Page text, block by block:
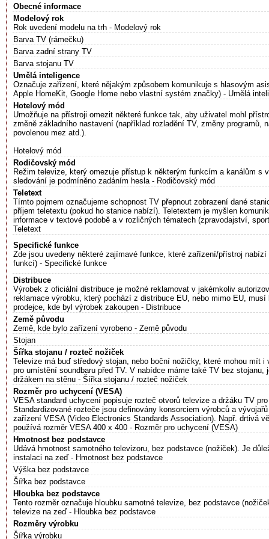
Obecné informace
Modelový rok
Rok uvedení modelu na trh - Modelový rok
Barva TV (rámečku)
Barva zadní strany TV
Barva stojanu TV
Umělá inteligence
Označuje zařízení, které nějakým způsobem komunikuje s hlasovým
Apple HomeKit, Google Home nebo vlastní systém značky) - Umělá
Hotelový mód
Umožňuje na přístroji omezit některé funkce tak, aby uživatel mohl
změně základního nastavení (například rozladění TV, změny programů,
povolenou mez atd.).
Hotelový mód
Rodičovský mód
Režim televize, který omezuje přístup k některým funkcím a kanálům s
sledování je podmíněno zadáním hesla - Rodičovský mód
Teletext
Tímto pojmem označujeme schopnost TV přepnout zobrazení dané
příjem teletextu (pokud ho stanice nabízí). Teletextem je myšlen
informace v textové podobě a v rozličných tématech (zpravodajství,
Teletext
Specifické funkce
Zde jsou uvedeny některé zajímavé funkce, které zařízení/přístroj
funkcí) - Specifické funkce
Distribuce
Výrobek z oficiální distribuce je možné reklamovat v jakémkoliv
reklamace výrobku, který pochází z distribuce EU, nebo mimo EU,
prodejce, kde byl výrobek zakoupen - Distribuce
Země původu
Země, kde bylo zařízení vyrobeno - Země původu
Stojan
Šířka stojanu / rozteč nožiček
Televize má buď středový stojan, nebo boční nožičky, které mohou mít
pro umístění soundbaru před TV. V nabídce máme také TV bez
držákem na stěnu - Šířka stojanu / rozteč nožiček
Rozměr pro uchycení (VESA)
VESA standard uchycení popisuje rozteč otvorů televize a držáku TV
Standardizované rozteče jsou definovány konsorciem výrobců a
zařízení VESA (Video Electronics Standards Association). Např. drtivá
používá rozměr VESA 400 x 400 - Rozměr pro uchycení (VESA)
Hmotnost bez podstavce
Udává hmotnost samotného televizoru, bez podstavce (nožiček). Je
instalaci na zeď - Hmotnost bez podstavce
Výška bez podstavce
Šířka bez podstavce
Hloubka bez podstavce
Tento rozměr označuje hloubku samotné televize, bez podstavce
televize na zeď - Hloubka bez podstavce
Rozměry výrobku
Šířka výrobku